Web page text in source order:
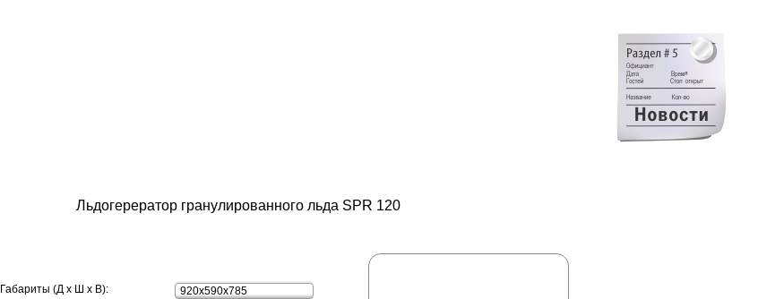
Льдогерератор гранулированного льда SPR 120
Габариты (Д х Ш х В):
920x590x785